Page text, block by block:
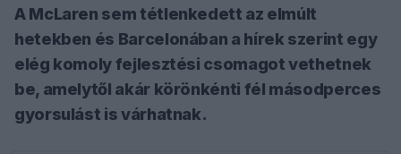
A McLaren sem tétlenkedett az elmúlt
hetekben és Barcelonában a hírek szerint egy
elég komoly fejlesztési csomagot vethetnek
be, amelytől akár körönkénti fél másodperces
gyorsulást is várhatnak.